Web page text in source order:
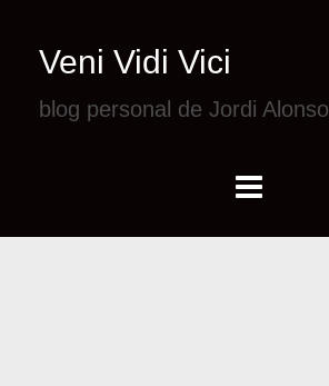
Veni Vidi Vici
blog personal de Jordi Alonso